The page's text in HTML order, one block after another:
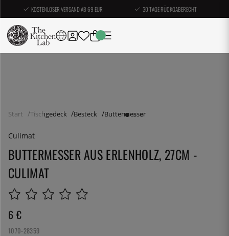
KOSTENLOSER VERSAND AB 69 EUR 30 TAGE RÜCKGABERECHT
Start Tischgedeck Besteck Buttermesser
Culimat
BUTTERMESSER AUS ERLENHOLZ, 27CM -
CULIMAT
6 €
1070-28359